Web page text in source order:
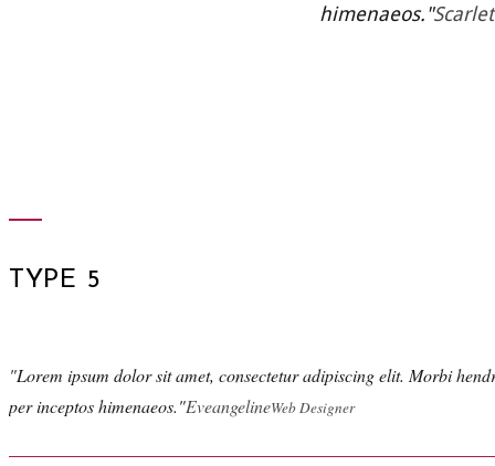
himenaeos.
TYPE 5
Lorem ipsum dolor sit amet, consectetur adipiscing elit. Morbi
per inceptos himenaeos. EveangelineWeb Designer